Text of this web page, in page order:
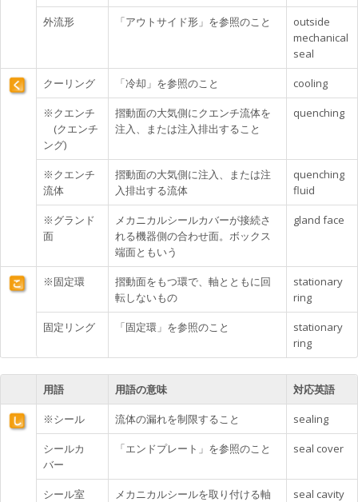
外流形 「アウトサイド形」を参照のこと
outside
mechanical
seal
クーリング 「冷却」を参照のこと cooling
※クエンチ
(クエンチ
ング)
摺動面の大気側にクエンチ流体を
注入、または注入排出すること
quenching
※クエンチ
流体
摺動面の大気側に注入、または注
入排出する流体
quenching
fluid
※グランド
面
メカニカルシールカバーが接続さ
れる機器側の合わせ面。ボックス
端面ともいう
gland face
※固定環
摺動面をもつ環で、軸とともに回
転しないもの
stationary
ring
固定リング 「固定環」を参照のこと
stationary
ring
用語 用語の意味 対応英語
※シール 流体の漏れを制限すること sealing
シールカ
バー
「エンドプレート」を参照のこと seal cover
シール室
メカニカルシールを取り付ける軸
seal cavity